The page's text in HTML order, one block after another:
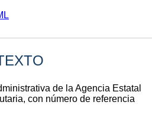
de la Agencia Estatal
con número de referencia